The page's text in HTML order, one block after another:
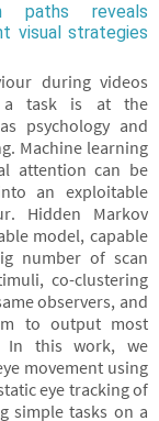
paths reveals
visual strategies
during videos
a task is at the
psychology and
Machine learning
attention can be
an exploitable
Hidden Markov
model, capable
number of scan
co-clustering
observers, and
to output most
In this work, we
movement using
eye tracking of
simple tasks on a